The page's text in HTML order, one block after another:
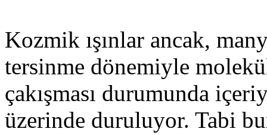
Kozmik ışınlar ancak,
tersinme dönemiyle
çakışması durumunda
üzerinde duruluyor. Tabi